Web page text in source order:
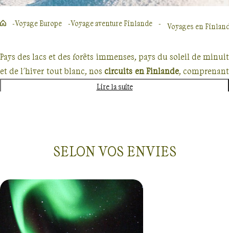
VoyagesFinlande
Voyage Europe Voyage aventure Finlande Voyages en
Pays des lacs et des forêts immenses, pays du soleil de minuit
et de l'hiver tout blanc, noscircuits en Finlande, comprenant
randonnée, vous plongeront au cœur
sauvage, de grands espaces sans limite et hors du temps, vers
savourer la détente unique des
finlandais, pris dans le calme des petits villages lapons.
Ni tout à fait scandinave, ni russe, la Finlande possède
Lire la suite
SELON VOS ENVIES